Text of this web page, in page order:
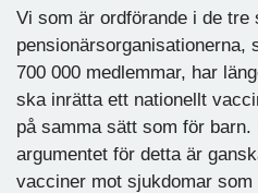
Vi som är ordförande i de tre
pensionärsorganisationerna,
700 000 medlemmar, har
ska inrätta ett nationellt
på samma sätt som för barn.
argumentet för detta är
vacciner mot sjukdomar